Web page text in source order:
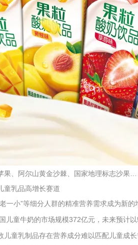
果、阿尔山黄金沙棘、国家地理标志沙
童乳品高增长赛道
一小”等细分人群的精准营养需求成为新
儿童牛奶的市场规模372亿元，未来预计
儿童乳制品存在营养成分难以匹配儿童成